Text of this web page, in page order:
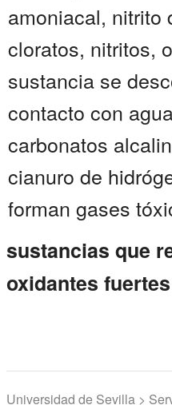
amoniacal, nitrito
cloratos, nitritos,
sustancia se
contacto con
carbonatos
cianuro de
forman gases
sustancias que
oxidantes fuertes
Universidad de Sevilla >